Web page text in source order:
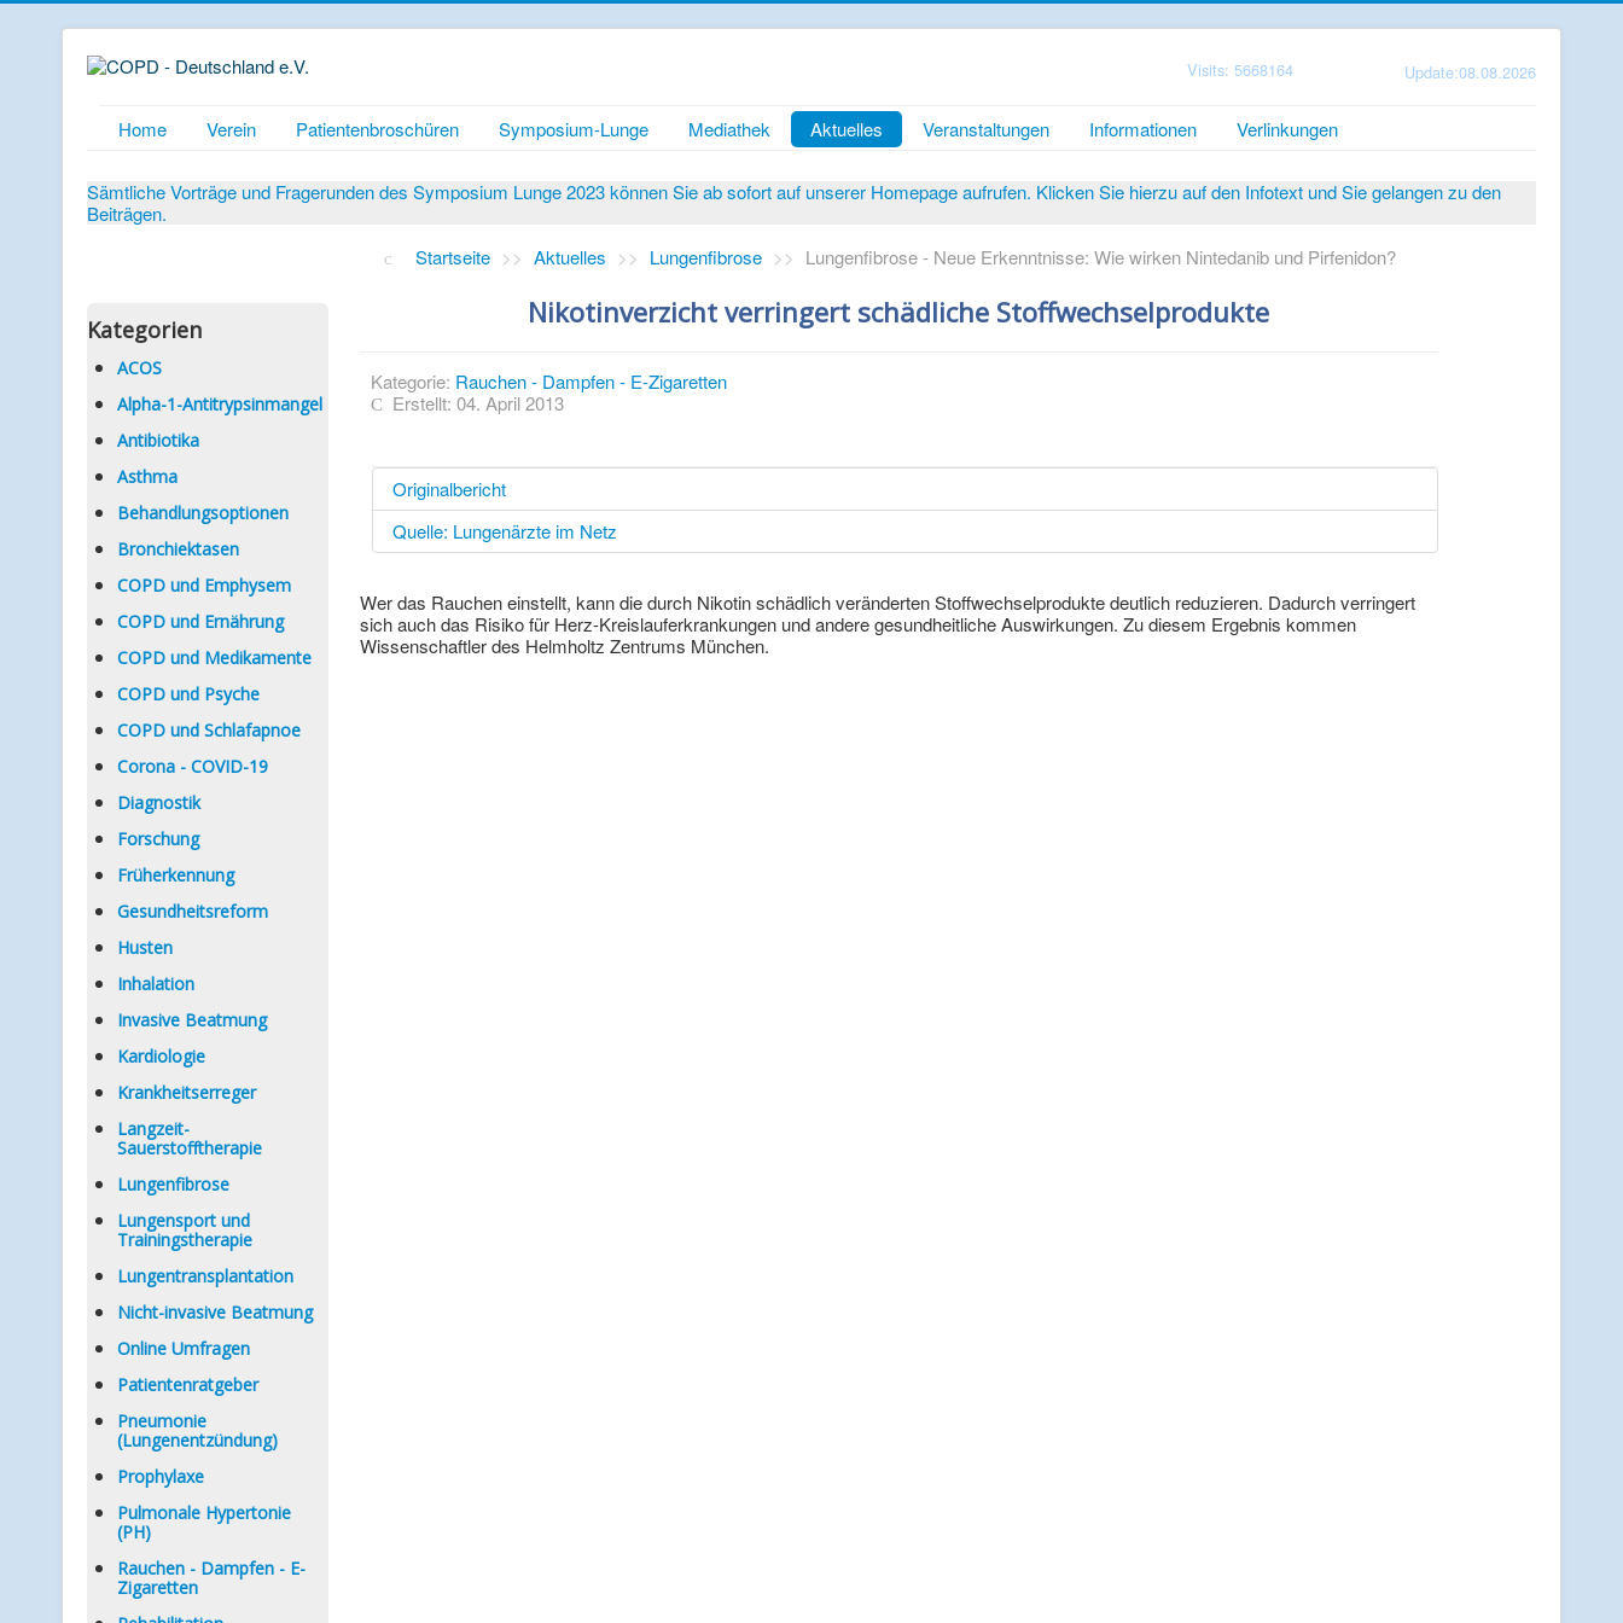
Visits: 5668164 Update:08.08.2026
Home Verein Patientenbroschüren Symposium-Lunge Mediathek Aktuelles Veranstaltungen Informationen Verlinkungen
Sämtliche Vorträge und Fragerunden des Symposium Lunge 2023 können Sie ab sofort auf unserer Homepage aufrufen. Klicken Sie hierzu auf den Infotext und Sie gelangen zu den
Beiträgen.
Kategorien
ACOS
Alpha-1-Antitrypsinmangel
Antibiotika
Asthma
Behandlungsoptionen
Bronchiektasen
COPD und Emphysem
COPD und Ernährung
COPD und Medikamente
COPD und Psyche
COPD und Schlafapnoe
Corona - COVID-19
Diagnostik
Forschung
Früherkennung
Gesundheitsreform
Husten
Inhalation
Invasive Beatmung
Kardiologie
Krankheitserreger
Langzeit-
Sauerstofftherapie
Lungenfibrose
Lungensport und
Trainingstherapie
Lungentransplantation
Nicht-invasive Beatmung
Online Umfragen
Patientenratgeber
Pneumonie
(Lungenentzündung)
Prophylaxe
Pulmonale Hypertonie
(PH)
Rauchen - Dampfen - E-
Zigaretten
Startseite >> Aktuelles >> Lungenfibrose >> Lungenfibrose - Neue Erkenntnisse: Wie wirken Nintedanib und Pirfenidon?
Nikotinverzicht verringert schädliche Stoffwechselprodukte
Kategorie: Rauchen - Dampfen - E-Zigaretten
Erstellt: 04. April 2013
Originalbericht
Quelle: Lungenärzte im Netz
Wer das Rauchen einstellt, kann die durch Nikotin schädlich veränderten Stoffwechselprodukte deutlich reduzieren. Dadurch verringert
sich auch das Risiko für Herz-Kreislauferkrankungen und andere gesundheitliche Auswirkungen. Zu diesem Ergebnis kommen
Wissenschaftler des Helmholtz Zentrums München.